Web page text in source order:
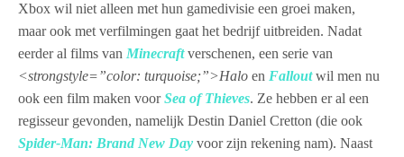
Xbox wil niet alleen met hun gamedivisie een groei maken,
maar ook met verfilmingen gaat het bedrijf uitbreiden. Nadat
eerder al films van Minecraft verschenen, een serie van
<strongstyle=”color: turquoise;”>Haloen Fallout wil men nu
ook een film maken voorSea of Thieves. Ze hebben er al een
regisseur gevonden, namelijk Destin Daniel Cretton (die ook
Spider-Man: Brand New Day voor zijn rekening nam). Naast